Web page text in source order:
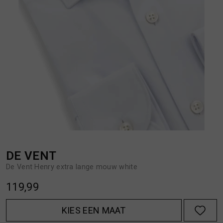
DE VENT
De Vent Henry extra lange mouw white
119,99
KIES EEN MAAT